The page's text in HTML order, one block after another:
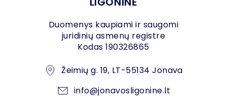
Duomenys kaupiami ir saugomi
juridinių asmenų registre
Kodas 190326865
Žeimių g. 19, LT-55134 Jonava
info@jonavosligonine.lt